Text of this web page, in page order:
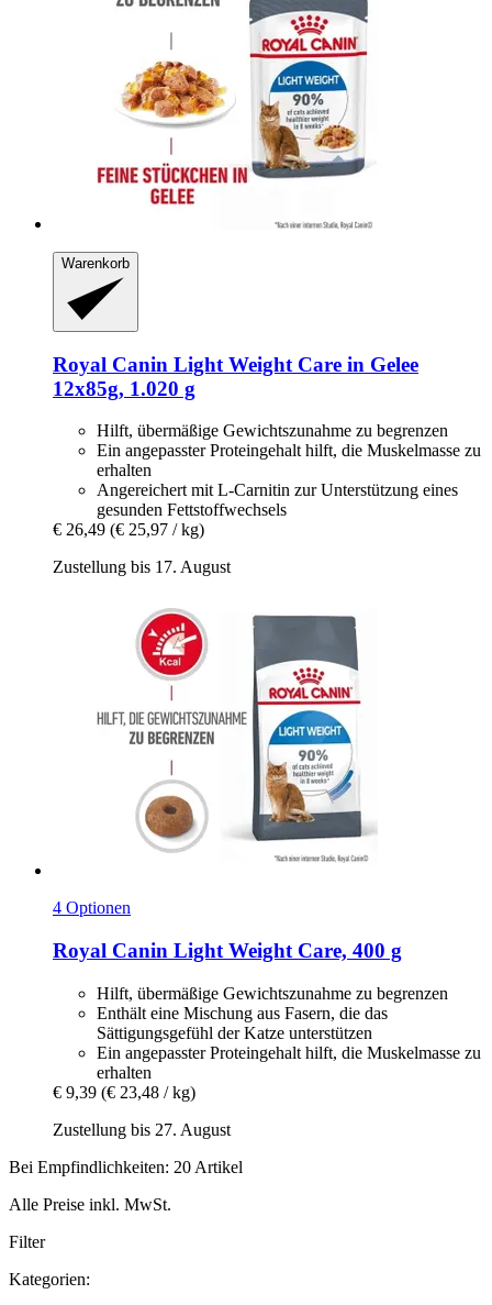
Warenkorb
Royal Canin Light Weight Care in Gelee
12x85g, 1.020 g
Hilft, übermäßige Gewichtszunahme zu begrenzen
Ein angepasster Proteingehalt hilft, die Muskelmasse zu
erhalten
Angereichert mit L-Carnitin zur Unterstützung eines
gesunden Fettstoffwechsels
€ 26,49 (€ 25,97 / kg)
Zustellung bis 17. August
4 Optionen
Royal Canin Light Weight Care, 400 g
Hilft, übermäßige Gewichtszunahme zu begrenzen
Enthält eine Mischung aus Fasern, die das
Sättigungsgefühl der Katze unterstützen
Ein angepasster Proteingehalt hilft, die Muskelmasse zu
erhalten
€ 9,39 (€ 23,48 / kg)
Zustellung bis 27. August
Bei Empfindlichkeiten: 20 Artikel
Alle Preise inkl. MwSt.
Filter
Kategorien: